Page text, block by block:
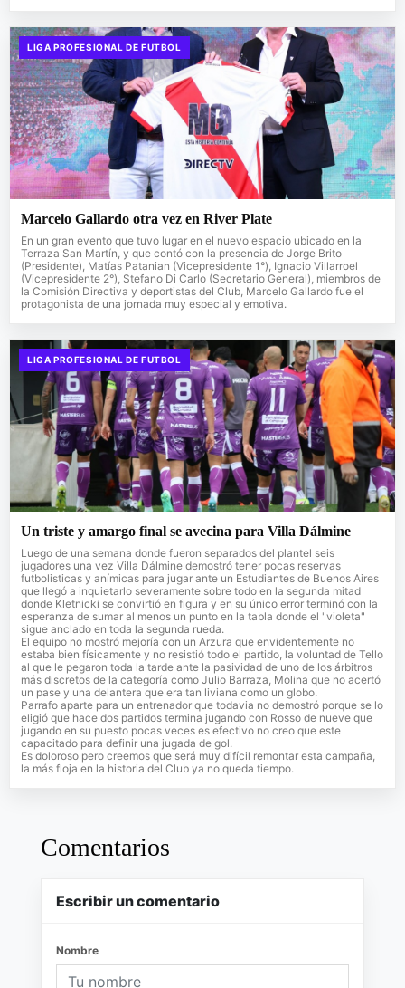
LIGA PROFESIONAL DE FUTBOL
Marcelo Gallardo otra vez en River Plate
En un gran evento que tuvo lugar en el nuevo espacio ubicado en la
Terraza San Martín, y que contó con la presencia de Jorge Brito
(Presidente), Matías Patanian (Vicepresidente 1°), Ignacio Villarroel
(Vicepresidente 2°), Stefano Di Carlo (Secretario General), miembros de
la Comisión Directiva y deportistas del Club, Marcelo Gallardo fue el
protagonista de una jornada muy especial y emotiva.
LIGA PROFESIONAL DE FUTBOL
Un triste y amargo final se avecina para Villa Dálmine
Luego de una semana donde fueron separados del plantel seis
jugadores una vez Villa Dálmine demostró tener pocas reservas
futbolisticas y anímicas para jugar ante un Estudiantes de Buenos Aires
que llegó a inquietarlo severamente sobre todo en la segunda mitad
donde Kletnicki se convirtió en figura y en su único error terminó con la
esperanza de sumar al menos un punto en la tabla donde el "violeta"
sigue anclado en toda la segunda rueda.
El equipo no mostró mejoría con un Arzura que envidentemente no
estaba bien físicamente y no resistió todo el partido, la voluntad de Tello
al que le pegaron toda la tarde ante la pasividad de uno de los árbitros
más discretos de la categoría como Julio Barraza, Molina que no acertó
un pase y una delantera que era tan liviana como un globo.
Parrafo aparte para un entrenador que todavia no demostró porque se lo
eligió que hace dos partidos termina jugando con Rosso de nueve que
jugando en su puesto pocas veces es efectivo no creo que este
capacitado para definir una jugada de gol.
Es doloroso pero creemos que será muy difícil remontar esta campaña,
la más floja en la historia del Club ya no queda tiempo.
Comentarios
Escribir un comentario
Nombre